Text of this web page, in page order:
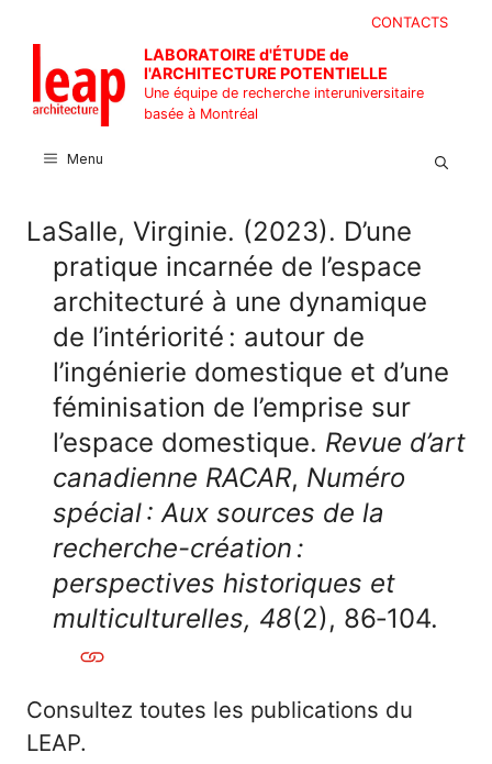
contenu
CONTACTS
LABORATOIRE d'ÉTUDE de
l'ARCHITECTURE POTENTIELLE
Une équipe de recherche interuniversitaire
basée à Montréal
Menu
LaSalle, Virginie. (2023). D’une
pratique incarnée de l’espace
architecturé à une dynamique
de l’intériorité : autour de
l’ingénierie domestique et d’une
féminisation de l’emprise sur
l’espace domestique. Revue d’art
canadienne RACAR, Numéro
spécial : Aux sources de la
recherche-création :
perspectives historiques et
multiculturelles, 48(2), 86‑104.
Consultez toutes les publications du
LEAP.